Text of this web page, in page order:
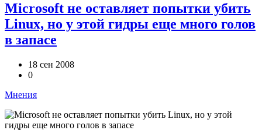
Microsoft не оставляет попытки убить
Linux, но у этой гидры еще много голов
в запасе
18 сен 2008
0
Мнения